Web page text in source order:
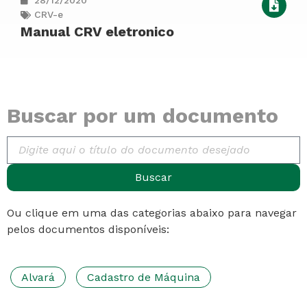
CRV-e
Manual CRV eletronico
Buscar por um documento
Buscar
Ou clique em uma das categorias abaixo para navegar
pelos documentos disponíveis:
Alvará Cadastro de Máquina